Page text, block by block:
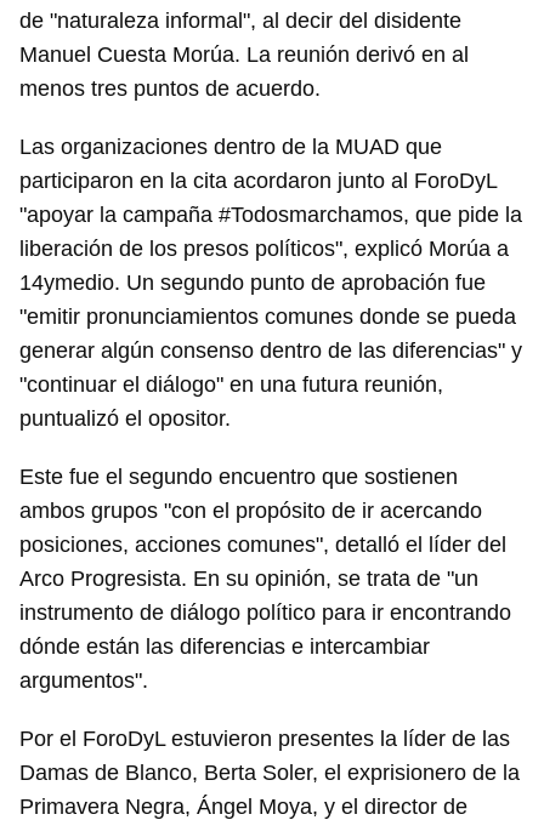
de "naturaleza informal", al decir del disidente
Manuel Cuesta Morúa. La reunión derivó en al
menos tres puntos de acuerdo.
Las organizaciones dentro de la MUAD que
participaron en la cita acordaron junto al ForoDyL
"apoyar la campaña #Todosmarchamos, que pide la
liberación de los presos políticos", explicó Morúa a
14ymedio. Un segundo punto de aprobación fue
"emitir pronunciamientos comunes donde se pueda
generar algún consenso dentro de las diferencias" y
"continuar el diálogo" en una futura reunión,
puntualizó el opositor.
Este fue el segundo encuentro que sostienen
ambos grupos "con el propósito de ir acercando
posiciones, acciones comunes", detalló el líder del
Arco Progresista. En su opinión, se trata de "un
instrumento de diálogo político para ir encontrando
dónde están las diferencias e intercambiar
argumentos".
Por el ForoDyL estuvieron presentes la líder de las
Damas de Blanco, Berta Soler, el exprisionero de la
Primavera Negra, Ángel Moya, y el director de